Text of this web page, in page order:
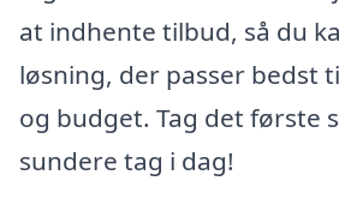
at indhente tilbud, så du
løsning, der passer bedst
og budget. Tag det første
sundere tag i dag!